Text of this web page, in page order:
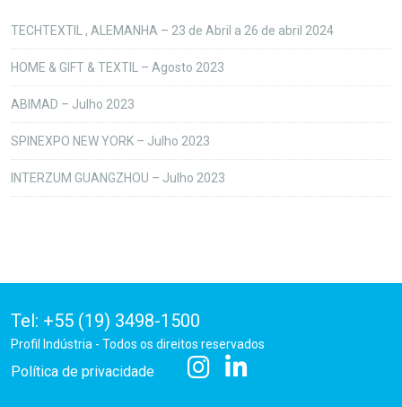
TECHTEXTIL , ALEMANHA – 23 de Abril a 26 de abril 2024
HOME & GIFT & TEXTIL – Agosto 2023
ABIMAD – Julho 2023
SPINEXPO NEW YORK – Julho 2023
INTERZUM GUANGZHOU – Julho 2023
Tel: +55 (19) 3498-1500
Profil Indústria - Todos os direitos reservados
Política de privacidade